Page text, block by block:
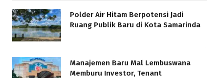
Polder Air Hitam Berpotensi Jadi
Ruang Publik Baru di Kota Samarinda
Manajemen Baru Mal Lembuswana
Memburu Investor, Tenant